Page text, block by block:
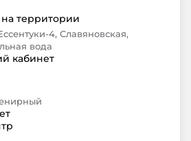
территории
4, Славяновская,
вода
кабинет